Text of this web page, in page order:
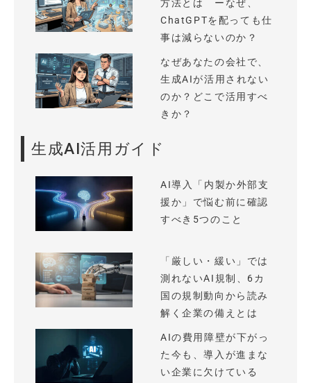
方法とは ーなぜ、
ChatGPTを配っても仕
事は減らないのか？
なぜあなたの会社で、
生成AIが活用されない
のか？どこで活用すべ
きか？
生成AI活用ガイド
AI導入「内製か外部支
援か」で悩む前に確認
すべき5つのこと
「厳しい・緩い」では
測れないAI規制、6カ
国の規制動向から読み
解く企業の備えとは
AIの費用障壁が下がっ
た今も、導入が進まな
い企業に欠けている